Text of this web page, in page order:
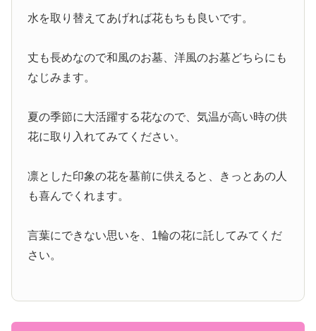
水を取り替えてあげれば花もちも良いです。
丈も長めなので和風のお墓、洋風のお墓どちらにも
なじみます。
夏の季節に大活躍する花なので、気温が高い時の供
花に取り入れてみてください。
凛とした印象の花を墓前に供えると、きっとあの人
も喜んでくれます。
言葉にできない思いを、1輪の花に託してみてくだ
さい。